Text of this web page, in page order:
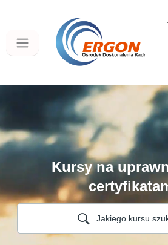
zawartości
Kursy na
Jakiego kursu